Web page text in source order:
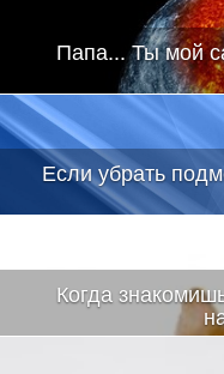
Папа... Ты мой
Если убрать
Когда